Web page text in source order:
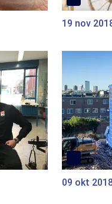
19 nov
09 okt